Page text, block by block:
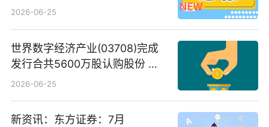
2026-06-25
世界数字经济产业(03708)完成
发行合共5600万股认购股份 净
筹约1007万港元 独家焦点
2026-06-25
新资讯：东方证券：7月